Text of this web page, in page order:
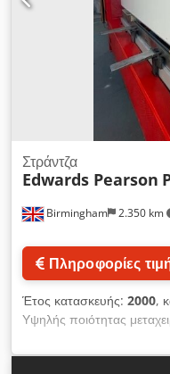
Birmingham 2.350 km
Στράντζα
Edwards Pearson
Πληροφορίες
Έτος κατασκευής: 2000,
Υψηλής ποιότητας
7axis cnc pressbrake
της καταχώρισης Πρέσα